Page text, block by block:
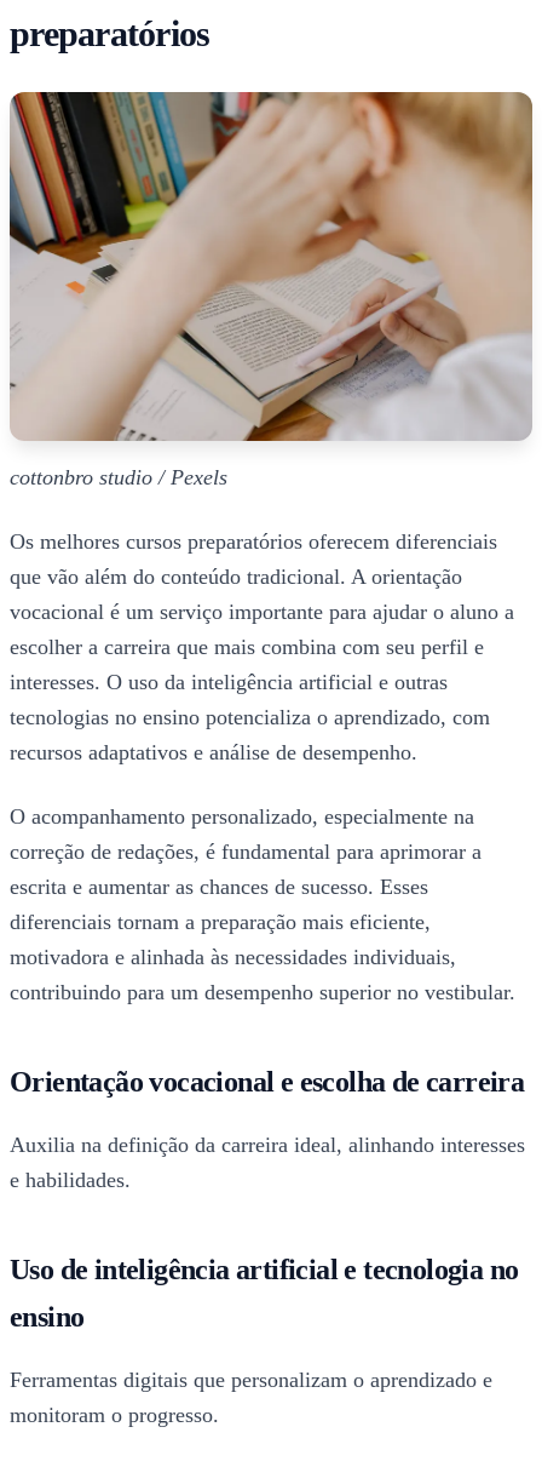
preparatórios
cottonbro studio / Pexels
Os melhores cursos preparatórios oferecem diferenciais
que vão além do conteúdo tradicional. A orientação
vocacional é um serviço importante para ajudar o aluno a
escolher a carreira que mais combina com seu perfil e
interesses. O uso da inteligência artificial e outras
tecnologias no ensino potencializa o aprendizado, com
recursos adaptativos e análise de desempenho.
O acompanhamento personalizado, especialmente na
correção de redações, é fundamental para aprimorar a
escrita e aumentar as chances de sucesso. Esses
diferenciais tornam a preparação mais eficiente,
motivadora e alinhada às necessidades individuais,
contribuindo para um desempenho superior no vestibular.
Orientação vocacional e escolha de carreira
Auxilia na definição da carreira ideal, alinhando interesses
e habilidades.
Uso de inteligência artificial e tecnologia no
ensino
Ferramentas digitais que personalizam o aprendizado e
monitoram o progresso.